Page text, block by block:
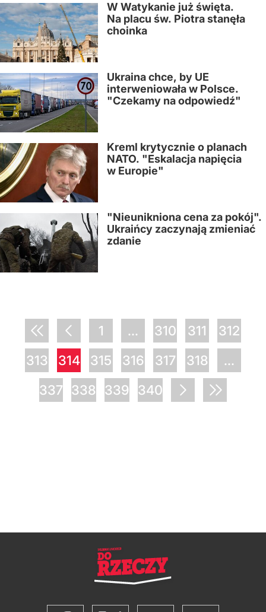
W Watykanie już święta.
Na placu św. Piotra stanęła
choinka
Ukraina chce, by UE
interweniowała w Polsce.
"Czekamy na odpowiedź"
Kreml krytycznie o planach
NATO. "Eskalacja napięcia
w Europie"
"Nieunikniona cena za pokój".
Ukraińcy zaczynają zmieniać
zdanie
1 ... 310 311
312
313
314 315 316 317 318
...
337
338 339 340